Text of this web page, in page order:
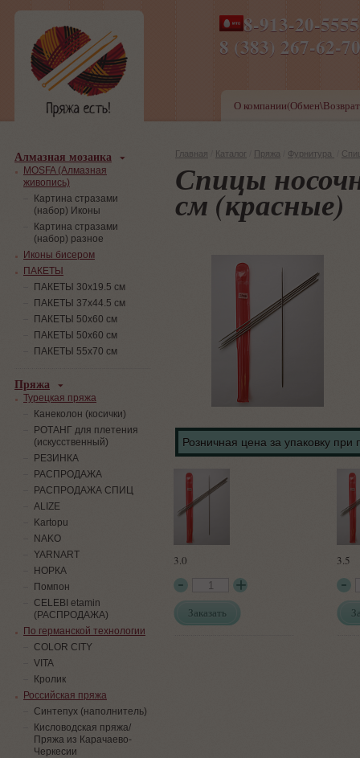
8-913-20-
8 (383) 267-
ПН-ПТ 8-17,СБ-ВС 9-
О
Главная Каталог Пряжа Фурнитура
Спицы
см (красные)
Розничная цена за упаковку при
3.0
Заказать
3.5
Алмазная мозаика
MOSFA (Алмазная
живопись)
Картина стразами
(набор) Иконы
Картина стразами
(набор) разное
Иконы бисером
ПАКЕТЫ
ПАКЕТЫ 30х19.5 см
ПАКЕТЫ 37х44.5 см
ПАКЕТЫ 50х60 см
ПАКЕТЫ 50х60 см
ПАКЕТЫ 55х70 см
Пряжа
Турецкая пряжа
Канеколон (косички)
РОТАНГ для плетения
(искусственный)
PЕЗИНКА
РАСПРОДАЖА
РАСПРОДАЖА СПИЦ
ALIZE
Kartopu
NAKO
YARNART
НОРКА
Помпон
СELEBI etamin
(РАСПРОДАЖА)
По германской технологии
COLOR CITY
VITA
Кролик
Российская пряжа
Синтепух (наполнитель)
Кисловодская пряжа/
Пряжа из Карачаево-
Черкесии